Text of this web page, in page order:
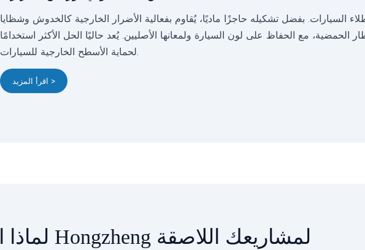
بفضل تشكيله حاجزًا ماديًا، يُقاوم بفعالية الأضرار الخارجية كالخدوش وشظايا
الحمضية، مع الحفاظ على لون السيارة ولمعانها الأصليين. يُعد حاليًا الحل الأكثر استخدامًا
لحماية الأسطح الخارجية للسيارات.
اقرأ المزيد >
لماذا الشراكة مع Hongzheng لمشاريعك اللاصقة